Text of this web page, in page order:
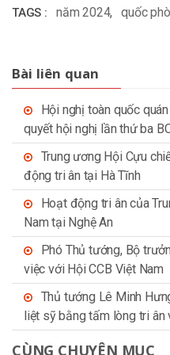
TAGS : năm 2024, quốc
Bài liên quan
Hội nghị toàn quốc
quyết hội nghị lần thứ ba
Trung ương Hội Cựu
động tri ân tại Hà Tĩnh
Hoạt động tri ân của
Nam tại Nghệ An
Phó Thủ tướng, Bộ
việc với Hội CCB Việt Nam
Thủ tướng Lê Minh
liệt sỹ bằng tấm lòng tri ân
CÙNG CHUYÊN MỤC